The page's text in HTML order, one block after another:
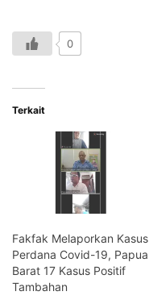
0
Terkait
Fakfak Melaporkan Kasus
Perdana Covid-19, Papua
Barat 17 Kasus Positif
Tambahan